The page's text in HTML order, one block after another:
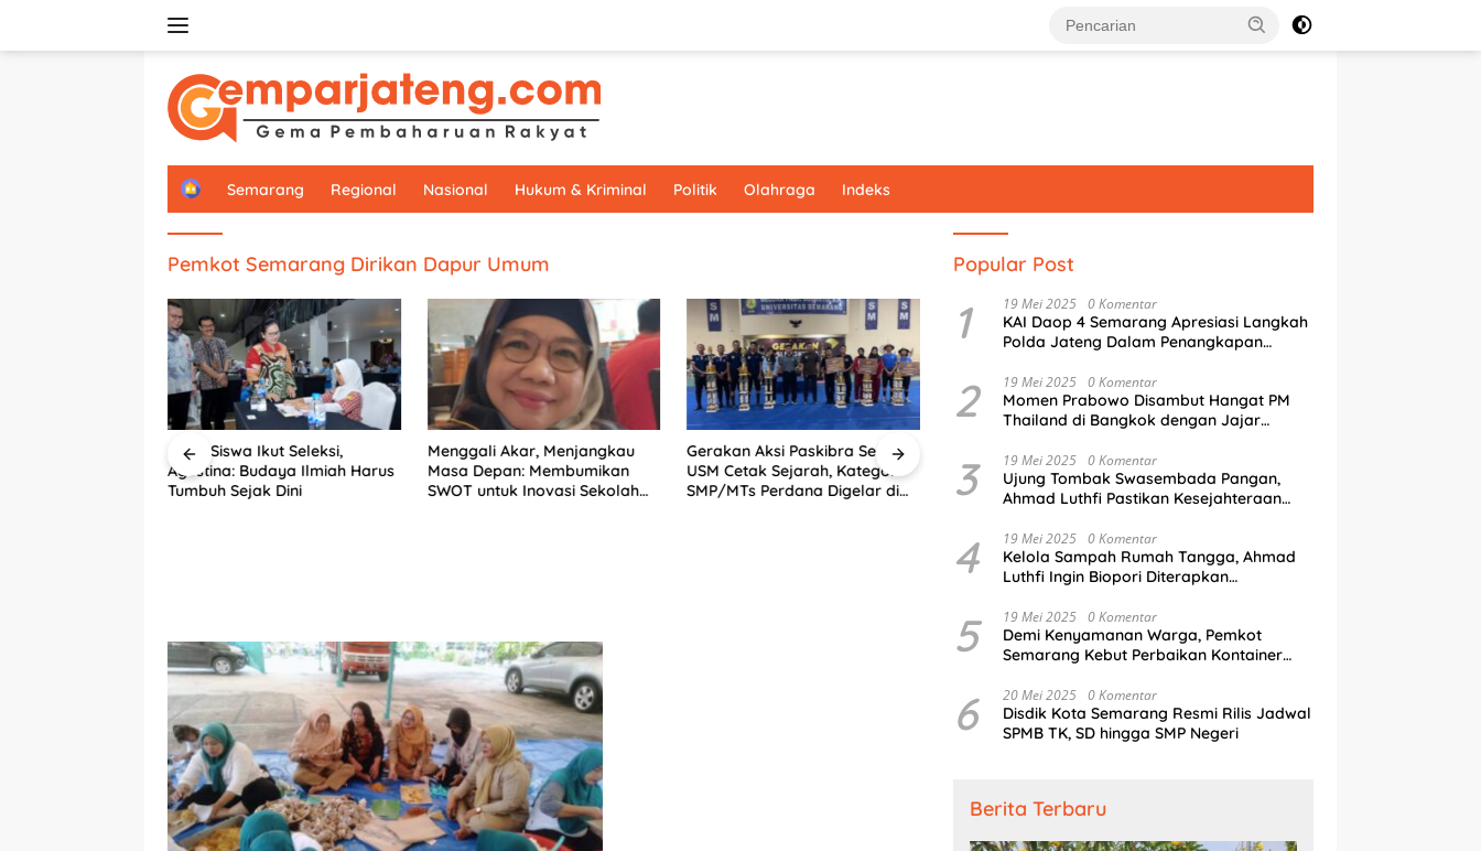
H
Semarang Regional Nasional Hukum & Kriminal Politik Olahraga Indeks
Pemkot Semarang Dirikan Dapur Umum
6.292 Siswa Ikut Seleksi,
Agustina: Budaya Ilmiah Harus
Tumbuh Sejak Dini
Menggali Akar, Menjangkau
Masa Depan: Membumikan
SWOT untuk Inovasi Sekolah
Gerakan Aksi Paskibra Series X
USM Cetak Sejarah, Kategori
SMP/MTs Perdana Digelar di
Dorong Literasi Digital, Tim
PkM USM Latih Siswa SMAN 4
Semarang Pemrograman IoT
Guyub Pemkot, Wartawan, dan
BUMD Sambut HUT ke-81 RI
Popular Post
1 19 Mei 2025 0 Komentar
KAI Daop 4 Semarang Apresiasi Langkah
Polda Jateng Dalam Penangkapan
Perusahaan
2 19 Mei 2025 0 Komentar
Momen Prabowo Disambut Hangat PM
Thailand di Bangkok dengan Jajar
3 19 Mei 2025 0 Komentar
Ujung Tombak Swasembada Pangan,
Ahmad Luthfi Pastikan Kesejahteraan
4 19 Mei 2025 0 Komentar
Kelola Sampah Rumah Tangga, Ahmad
Luthfi Ingin Biopori Diterapkan
5 19 Mei 2025 0 Komentar
Demi Kenyamanan Warga, Pemkot
Semarang Kebut Perbaikan Kontainer
6 20 Mei 2025 0 Komentar
Disdik Kota Semarang Resmi Rilis Jadwal
SPMB TK, SD hingga SMP Negeri
Berita Terbaru